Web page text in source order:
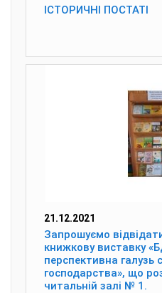
ІСТОРИЧНІ ПОСТАТІ
21.12.2021
Запрошуємо
книжкову виставку
перспективна галузь
господарства», що
читальній залі № 1.